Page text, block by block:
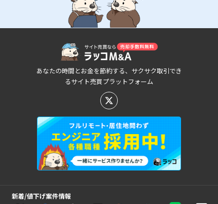
あなたの時間とお金を節約する、サクサク取引でき
るサイト売買プラットフォーム
新着/値下げ案件情報